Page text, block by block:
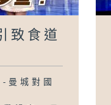
致食道
曼城對國